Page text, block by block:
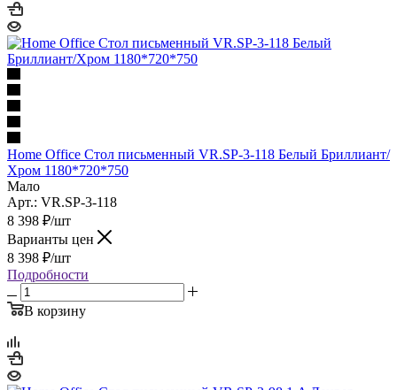
Home Office Стол письменный VR.SP-3-118 Белый Бриллиант/
Хром 1180*720*750
Мало
Арт.: VR.SP-3-118
8 398 ₽/шт
Варианты цен
8 398 ₽/шт
Подробности
В корзину